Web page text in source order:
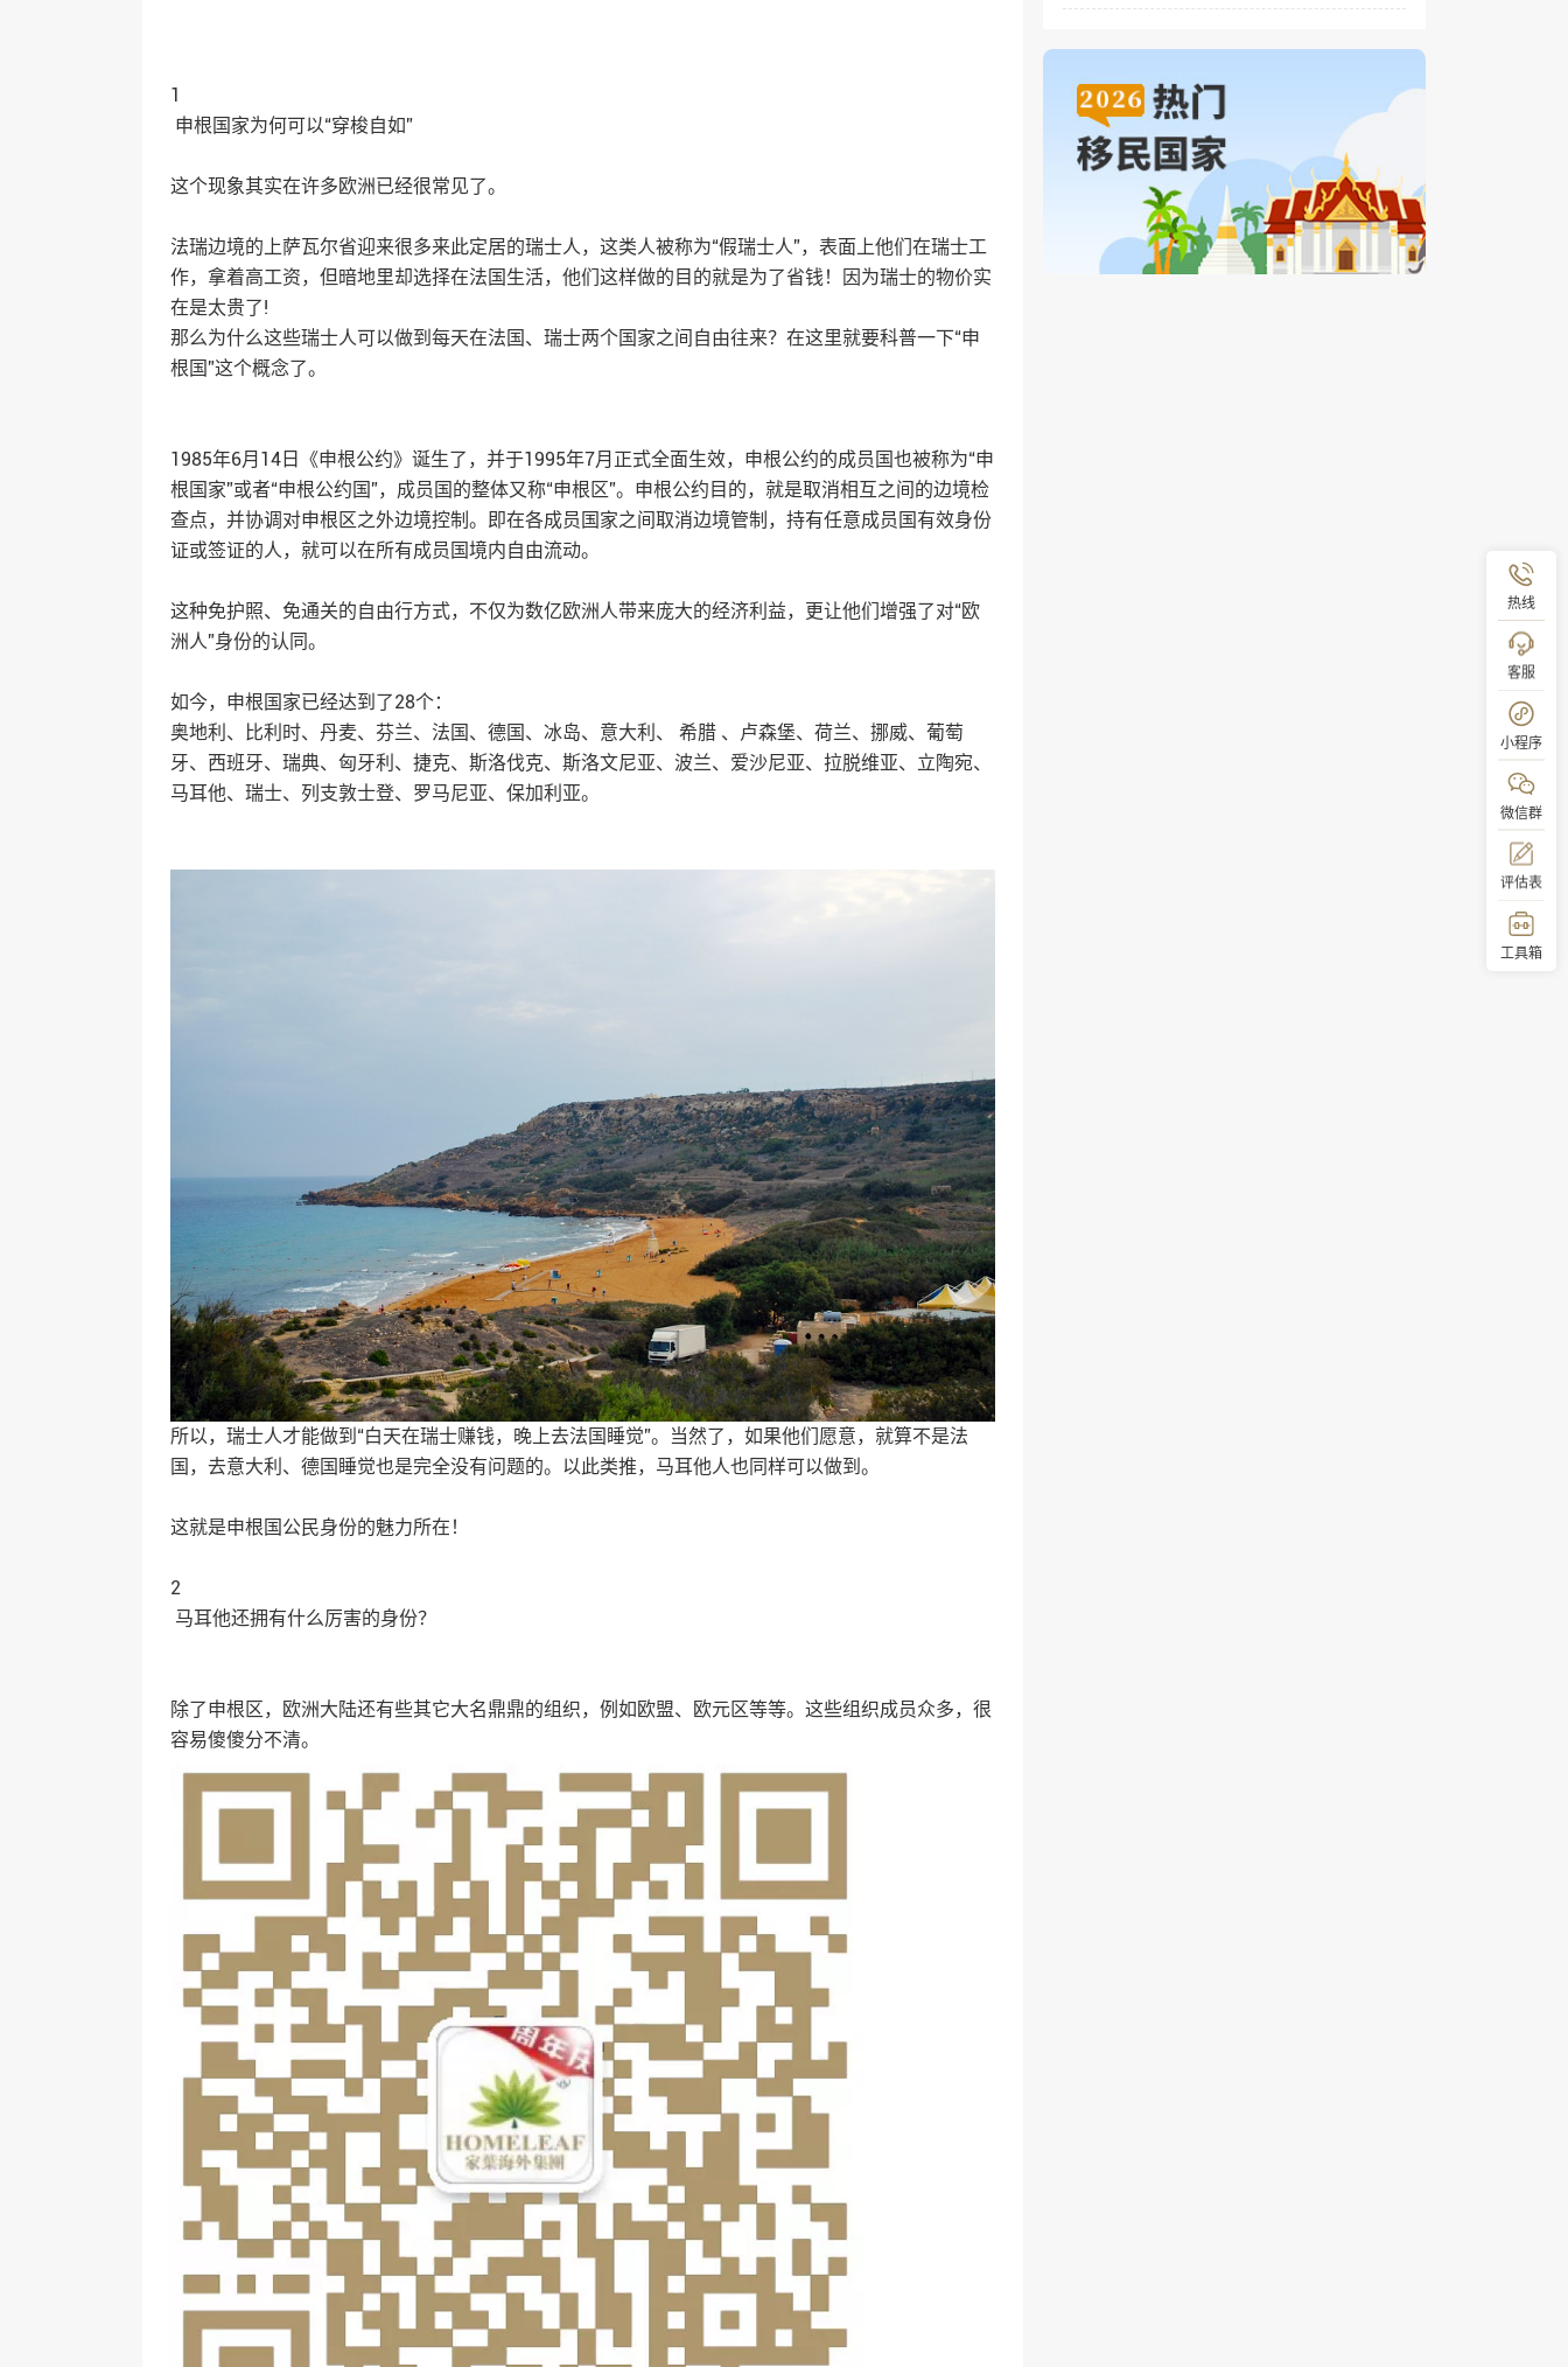
1
申根国家为何可以“穿梭自如”
这个现象其实在许多欧洲已经很常见了。
法瑞边境的上萨瓦尔省迎来很多来此定居的瑞士人，这类人被称为“假瑞士人”，表面上他们在瑞士工
作，拿着高工资，但暗地里却选择在法国生活，他们这样做的目的就是为了省钱！因为瑞士的物价实
在是太贵了!
那么为什么这些瑞士人可以做到每天在法国、瑞士两个国家之间自由往来？在这里就要科普一下“申
根国”这个概念了。
1985年6月14日《申根公约》诞生了，并于1995年7月正式全面生效，申根公约的成员国也被称为“申
根国家”或者“申根公约国”，成员国的整体又称“申根区”。申根公约目的，就是取消相互之间的边境检
查点，并协调对申根区之外边境控制。即在各成员国家之间取消边境管制，持有任意成员国有效身份
证或签证的人，就可以在所有成员国境内自由流动。
这种免护照、免通关的自由行方式，不仅为数亿欧洲人带来庞大的经济利益，更让他们增强了对“欧
洲人”身份的认同。
如今，申根国家已经达到了28个：
奥地利、比利时、丹麦、芬兰、法国、德国、冰岛、意大利、 希腊 、卢森堡、荷兰、挪威、葡萄
牙、西班牙、瑞典、匈牙利、捷克、斯洛伐克、斯洛文尼亚、波兰、爱沙尼亚、拉脱维亚、立陶宛、
马耳他、瑞士、列支敦士登、罗马尼亚、保加利亚。
所以，瑞士人才能做到“白天在瑞士赚钱，晚上去法国睡觉”。当然了，如果他们愿意，就算不是法
国，去意大利、德国睡觉也是完全没有问题的。以此类推，马耳他人也同样可以做到。
这就是申根国公民身份的魅力所在！
2
马耳他还拥有什么厉害的身份？
除了申根区，欧洲大陆还有些其它大名鼎鼎的组织，例如欧盟、欧元区等等。这些组织成员众多，很
容易傻傻分不清。
热线
客服
小程序
微信群
评估表
工具箱